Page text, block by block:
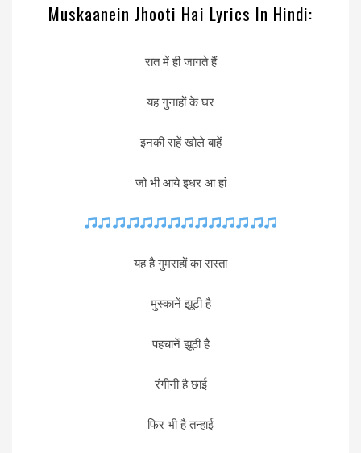
Muskaanein Jhooti Hai Lyrics In Hindi:
रात में ही जागते हैं
यह गुनाहों के घर
इनकी राहें खोले बाहें
जो भी आये इधर आ हां
यह है गुमराहों का रास्ता
मुस्कानें झूटी है
पहचानें झूठी है
रंगीनी है छाई
फिर भी है तन्हाई